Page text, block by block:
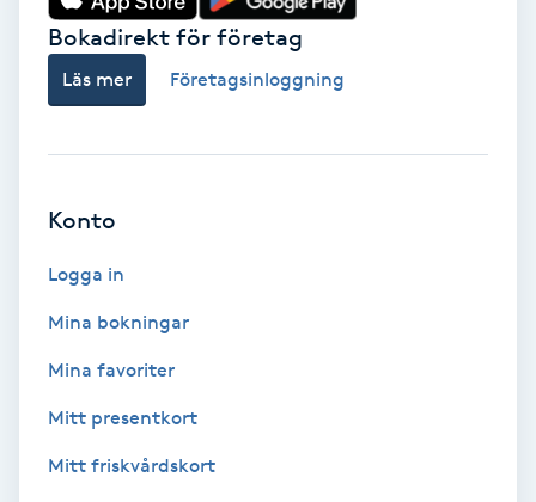
Japansk massage
Bokadirekt för företag
Läs mer Företagsinloggning
Konto
Logga in
Mina bokningar
Mina favoriter
Mitt presentkort
Mitt friskvårdskort